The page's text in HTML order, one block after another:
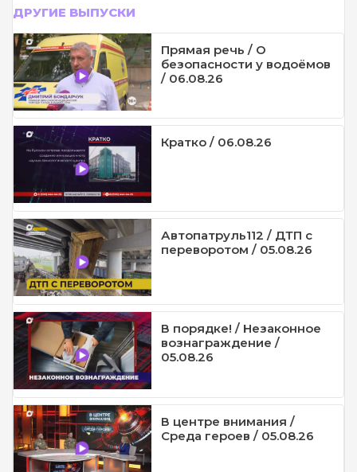
ДРУГИЕ ВЫПУСКИ
Прямая речь / О
безопасности у водоёмов
/ 06.08.26
Кратко / 06.08.26
Автопатруль112 / ДТП с
переворотом / 05.08.26
В порядке! / Незаконное
вознаграждение /
05.08.26
В центре внимания /
Среда героев / 05.08.26